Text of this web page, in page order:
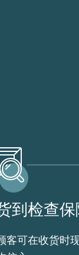
到检查保
客可在收货时